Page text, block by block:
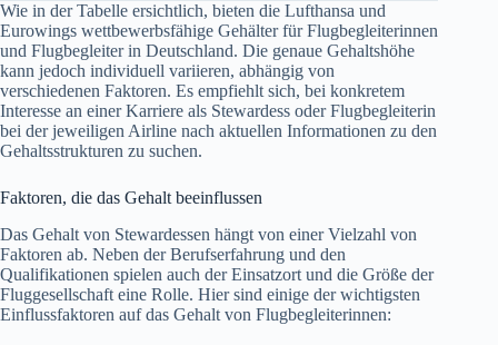
Wie in der Tabelle ersichtlich, bieten die Lufthansa und
Eurowings wettbewerbsfähige Gehälter für Flugbegleiterinnen
und Flugbegleiter in Deutschland. Die genaue Gehaltshöhe
kann jedoch individuell variieren, abhängig von
verschiedenen Faktoren. Es empfiehlt sich, bei konkretem
Interesse an einer Karriere als Stewardess oder Flugbegleiterin
bei der jeweiligen Airline nach aktuellen Informationen zu den
Gehaltsstrukturen zu suchen.
Faktoren, die das Gehalt beeinflussen
Das Gehalt von Stewardessen hängt von einer Vielzahl von
Faktoren ab. Neben der Berufserfahrung und den
Qualifikationen spielen auch der Einsatzort und die Größe der
Fluggesellschaft eine Rolle. Hier sind einige der wichtigsten
Einflussfaktoren auf das Gehalt von Flugbegleiterinnen: